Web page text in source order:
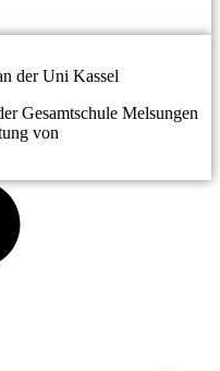
der Uni Kassel
Gesamtschule Melsungen
von